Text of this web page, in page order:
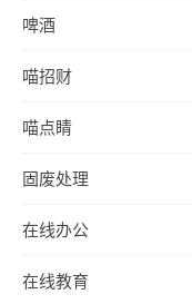
啤酒
喵招财
喵点睛
固废处理
在线办公
在线教育